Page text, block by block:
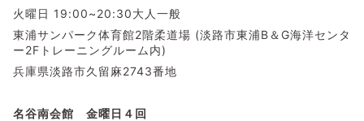
火曜日 19:00~20:30大人一般
東浦サンパーク体育館2階柔道場 (淡路市東浦B＆G海洋センタ
ー2Fトレーニングルーム内)
兵庫県淡路市久留麻2743番地
名谷南会館 金曜日４回